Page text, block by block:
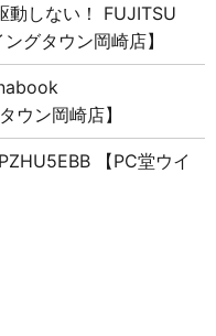
動しない！ FUJITSU
グタウン岡崎店】
ウン岡崎店】
【PC堂ウイ